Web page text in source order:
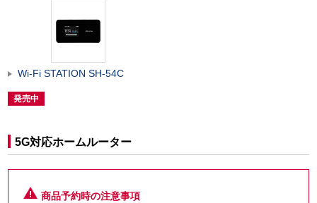
Wi-Fi STATION SH-54C
発売中
5G対応ホームルーター
商品予約時の注意事項